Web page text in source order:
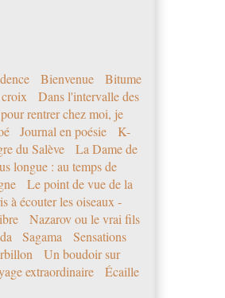
Bienvenue
Bitume
Dans l'intervalle des
rentrer chez moi, je
Journal en poésie
K-
du Salève
La Dame de
longue : au temps de
Le point de vue de la
à écouter les oiseaux -
Nazarov ou le vrai fils
Sagama
Sensations
Un boudoir sur
extraordinaire
Écaille